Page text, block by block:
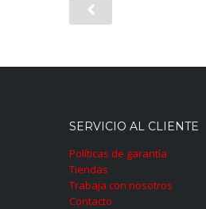
SERVICIO AL CLIENTE
Políticas de garantía
Tiendas
Trabaja con nosotros
Contacto